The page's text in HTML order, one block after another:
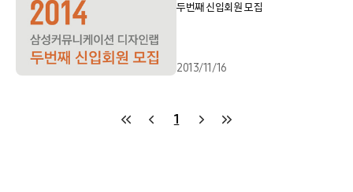
두번째 신입회원 모집
2013/11/16
1